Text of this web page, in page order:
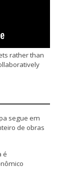
rather than
segue em
de obras
é